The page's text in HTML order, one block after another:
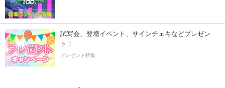
試写会、登壇イベント、サインチェキなどプレゼン
ト！
プレゼント特集